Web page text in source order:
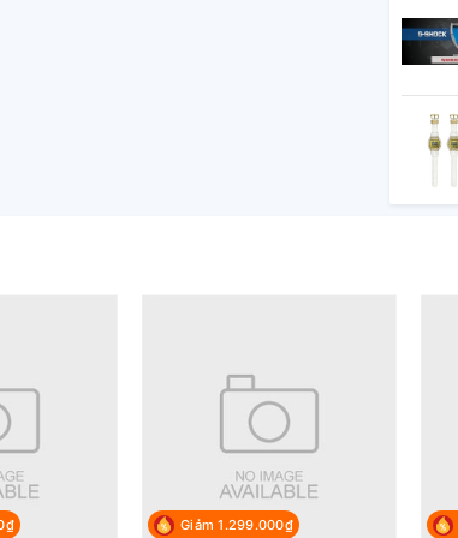
nhất thế giới đồng hồ.
Giảm 1.299.000₫